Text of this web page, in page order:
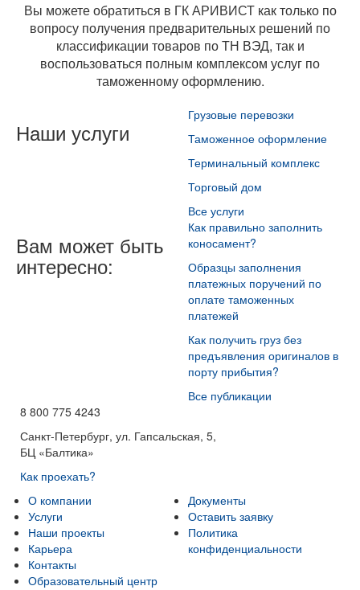
Вы можете обратиться в ГК АРИВИСТ как только по
вопросу получения предварительных решений по
классификации товаров по ТН ВЭД, так и
воспользоваться полным комплексом услуг по
таможенному оформлению.
Наши услуги
Грузовые перевозки
Таможенное оформление
Терминальный комплекс
Торговый дом
Все услуги
Вам может быть
интересно:
Как правильно заполнить
коносамент?
Образцы заполнения
платежных поручений по
оплате таможенных
платежей
Как получить груз без
предъявления оригиналов в
порту прибытия?
Все публикации
8 800 775 4243
Санкт-Петербург, ул. Гапсальская, 5,
БЦ «Балтика»
Как проехать?
О компании
Услуги
Наши проекты
Карьера
Контакты
Образовательный центр
Документы
Оставить заявку
Политика
конфиденциальности